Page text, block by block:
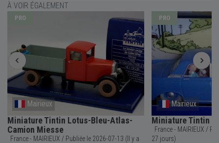
À VOIR ÉGALEMENT
PRO
Mairieux
Miniature Tintin Lotus-Bleu-Atlas-
Camion Miesse
France - MAIRIEUX / Publiée le 2026-07-13 (Il y a
PRO
Mairieux
Miniature Tintin
France - MAIRIEUX / Publiée le 2026-07-13 (Il y a
27 jours)